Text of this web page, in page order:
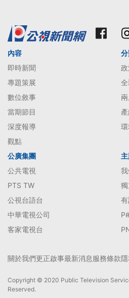
內容
即時新聞
專題策展
數位敘事
當期節目
深度報導
觀點
公廣集團
公共電視
PTS TW
公視台語台
中華電視公司
客家電視台
關於我們更正啟事最新消息服務條款
Copyright © 2020 Public Television
Reserved.